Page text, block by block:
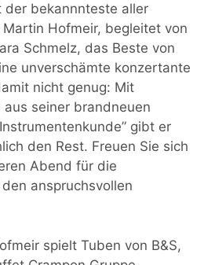
der bekannnteste aller
Hofmeir, begleitet von
Schmelz, das Beste von
unverschämte konzertante
nicht genug: Mit
seiner brandneuen
gibt er
den Rest. Freuen Sie sich
Abend für die
anspruchsvollen
spielt Tuben von B&S,